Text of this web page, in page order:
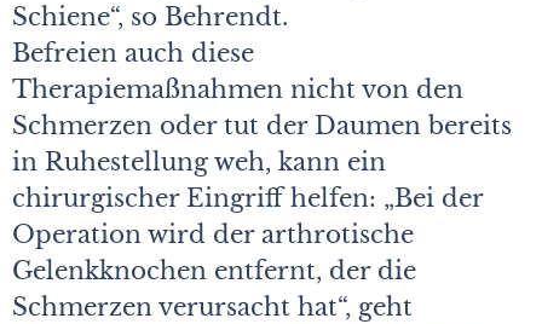
Schiene“, so Behrendt.
Befreien auch diese
Therapiemaßnahmen nicht von den
Schmerzen oder tut der Daumen bereits
in Ruhestellung weh, kann ein
chirurgischer Eingriff helfen: „Bei der
Operation wird der arthrotische
Gelenkknochen entfernt, der die
Schmerzen verursacht hat“, geht